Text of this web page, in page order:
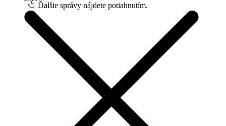
Ďalšie správy nájdete potiahnutím.